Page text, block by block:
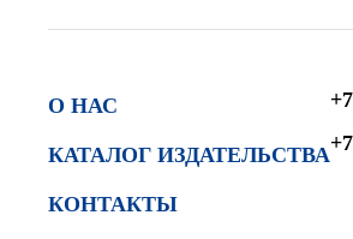
О НАС
КАТАЛОГ ИЗДАТЕЛЬСТВА
КОНТАКТЫ